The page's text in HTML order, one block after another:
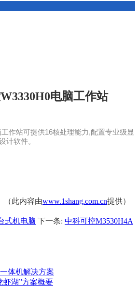
电脑工作站
作站可提供16核处理能力,配置专业级显
计软件。
（此内容由www.1shang.com.cn提供）
式机电脑 下一条: 中科可控M3530H4A
体机解决方案
虾湖”方案概要